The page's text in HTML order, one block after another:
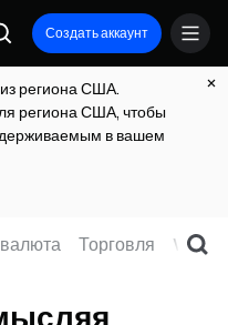
Создать аккаунт
региона США.
региона США, чтобы
в вашем
Торговля Web3